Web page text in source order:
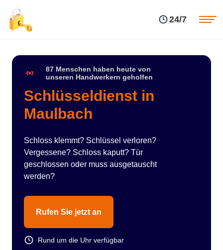
24/7
87 Menschen haben heute von
unseren Handwerkern geholfen
Schlüsseldienst in
Maulbach
Schloss klemmt? Schlüssel verloren?
Vergessene? Schloss kaputt? Tür
geschlossen oder muss ausgetauscht
werden?
Rufen Sie jetzt an
Rund um die Uhr verfügbar